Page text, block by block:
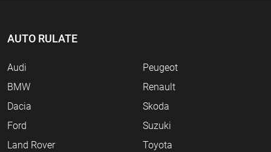
AUTO RULATE
Audi
BMW
Dacia
Ford
Land Rover
Peugeot
Renault
Skoda
Suzuki
Toyota